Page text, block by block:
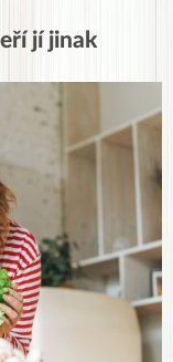
jí jinak